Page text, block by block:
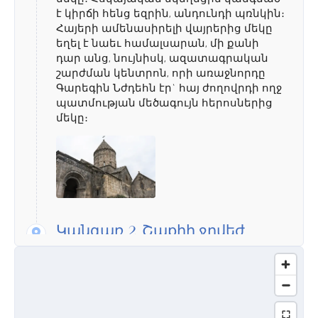
է կիրճի հենց եզրին, անդունդի պռնկին։
Հայերի ամենասիրելի վայրերից մեկը
եղել է նաեւ համալսարան, մի քանի
դար անց, նույնիսկ, ազատագրական
շարժման կենտրոն, որի առաջնորդը
Գարեգին Նժդեհն էր` հայ ժողովրդի ողջ
պատմության մեծագույն հերոսներից
մեկը։
Կանգառ 2. Շաքիի ջրվեժ